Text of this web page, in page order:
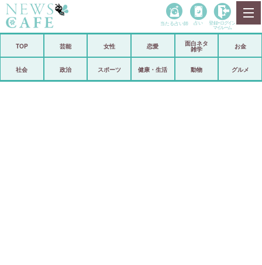
政治
当たる占い師 占い 登録• ログイン
マイルーム
TOP 芸能 女性 恋愛
面白ネタ
雑学
お金
社会 政治 スポーツ 健康・生活 動物 グルメ